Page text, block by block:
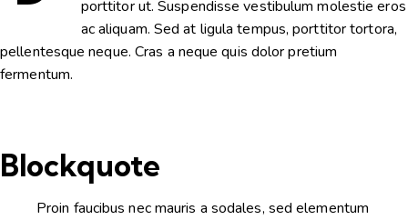
porttitor ut. Suspendisse vestibulum molestie eros
ac aliquam. Sed at ligula tempus, porttitor tortora,
pellentesque neque. Cras a neque quis dolor pretium
fermentum.
Blockquote
Proin faucibus nec mauris a sodales, sed elementum